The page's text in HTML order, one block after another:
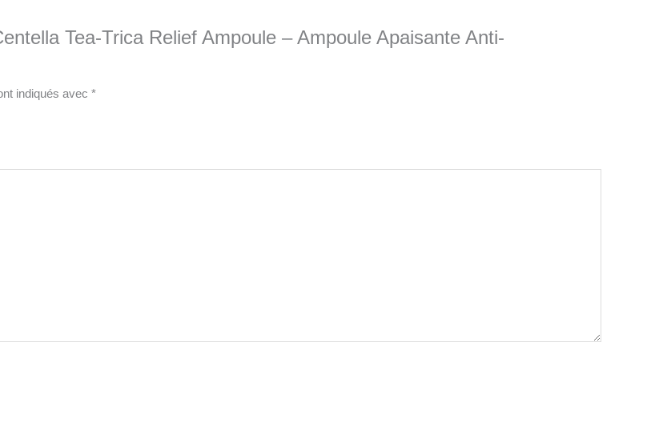
Tea-Trica Relief Ampoule – Ampoule Apaisante Anti-
indiqués avec *